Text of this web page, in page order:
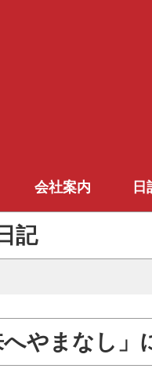
会社案内 日
記
やまなし」